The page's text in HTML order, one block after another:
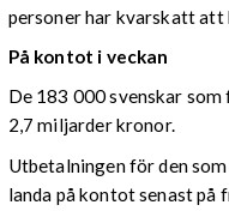
personer har kvarskatt att
På kontot i veckan
De 183 000 svenskar
2,7 miljarder kronor.
Utbetalningen för den
landa på kontot senast på